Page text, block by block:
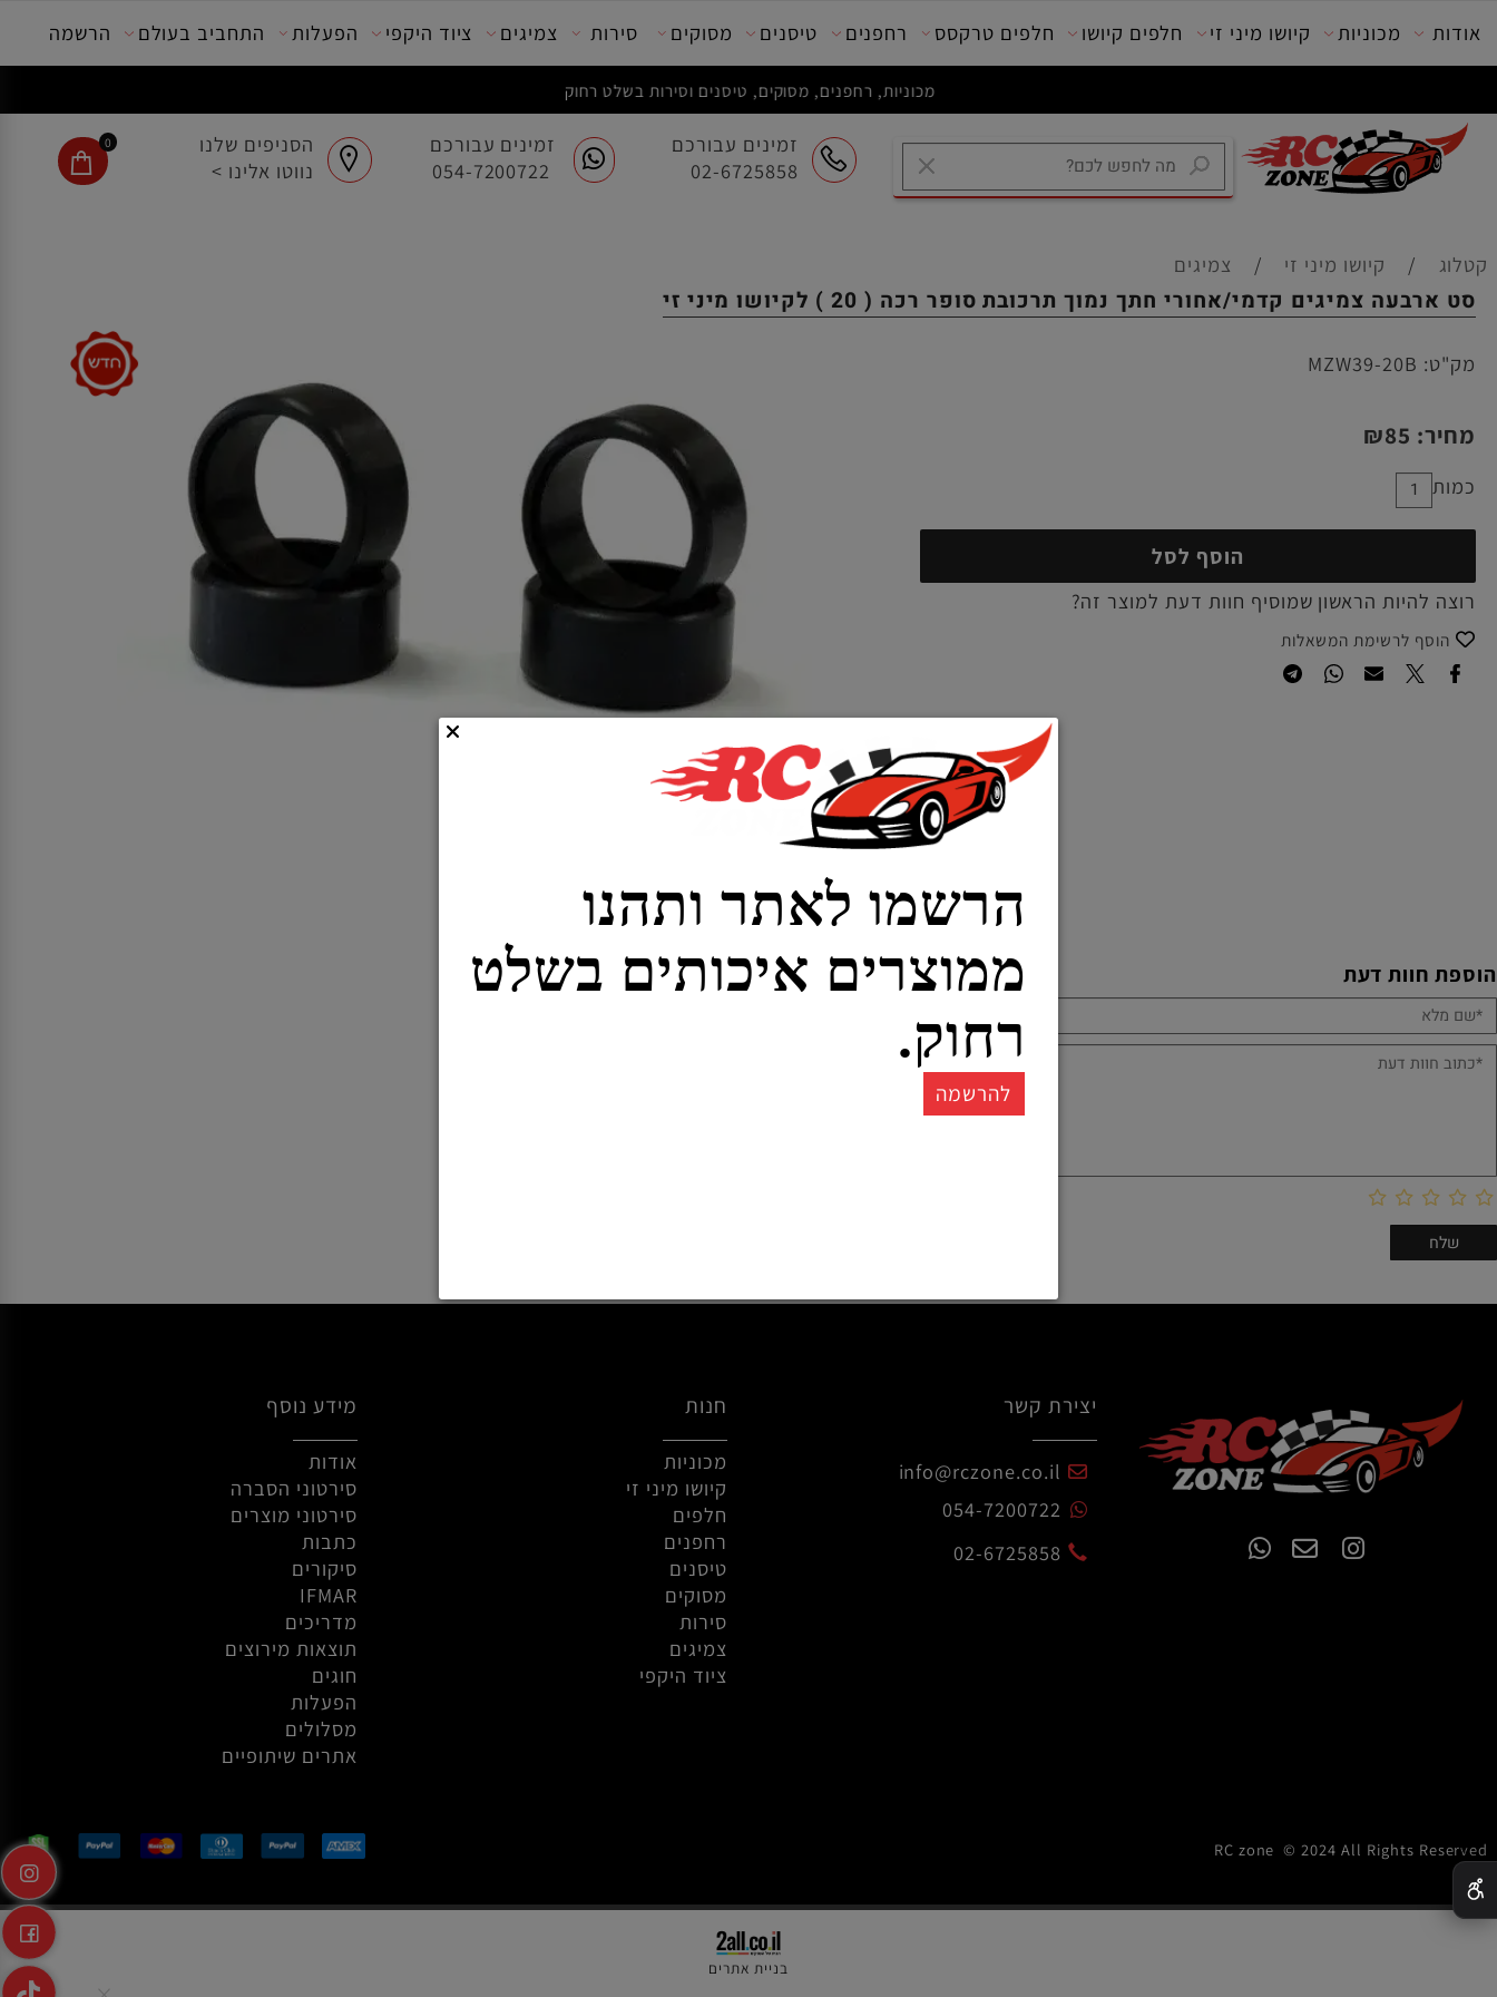
מכוניות, רחפנים, מסוקים, טיסנים וסירות בשלט רחוק
זמינים עבורכם
02-6725858
זמינים עבורכם
054-7200722
הסניפים שלנו
נווטו אלינו >
0
מכוניות קיושו מיני זי חלפים קיושו חלפים טרקסס רחפנים טיסנים מסוקים סירות צמיגים ציוד היקפי הפעלות התחביב בעולם הרשמה
/ קיושו מיני זי / צמיגים
צמיגים קדמי/אחורי חתך נמוך תרכובת סופר רכה ( 20 ) לקיושו מיני זי
MZW39-20B
₪ 85
הוסף לסל
להיות הראשון שמוסיף חוות דעת למוצר זה?
לרשימת המשאלות
דעת
יצירת קשר חנות
מכוניות
קיושו מיני זי
חלפים
רחפנים
טיסנים
מסוקים
סירות
מידע נוסף
אודות
סירטוני הסברה
סירטוני מוצרים
כתבות
סיקורים
IFMAR
מדריכים
תוצאות מירוצים
חוגים
הפעלות
אתרים שיתופיים
RC zone © 2024 All Rights
הרשמו לאתר ותהנו
ממוצרים איכותים בשלט
רחוק.